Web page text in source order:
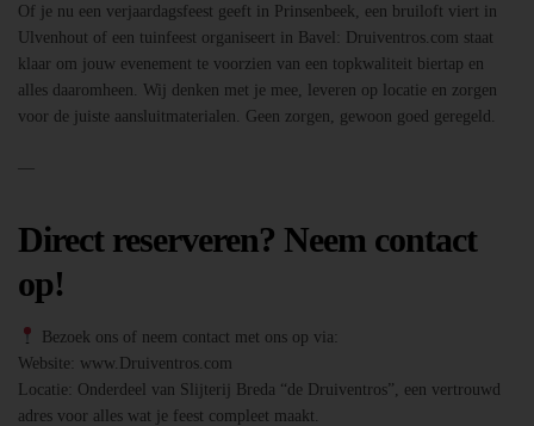
Of je nu een verjaardagsfeest geeft in Prinsenbeek, een bruiloft viert in
Ulvenhout of een tuinfeest organiseert in Bavel: Druiventros.com staat
klaar om jouw evenement te voorzien van een topkwaliteit biertap en
alles daaromheen. Wij denken met je mee, leveren op locatie en zorgen
voor de juiste aansluitmaterialen. Geen zorgen, gewoon goed geregeld.
—
Direct reserveren? Neem contact
op!
Bezoek ons of neem contact met ons op via:
Website: www.Druiventros.com
Locatie: Onderdeel van Slijterij Breda “de Druiventros”, een vertrouwd
adres voor alles wat je feest compleet maakt.